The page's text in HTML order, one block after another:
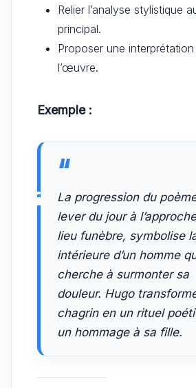
Relier l’analyse stylistique
principal.
Proposer une
l’œuvre.
Exemple :
La progression du
lever du jour à
lieu funèbre, symbolise
intérieure d’un homme
cherche à surmonter sa
douleur. Hugo
chagrin en un rituel
un hommage à sa fille.